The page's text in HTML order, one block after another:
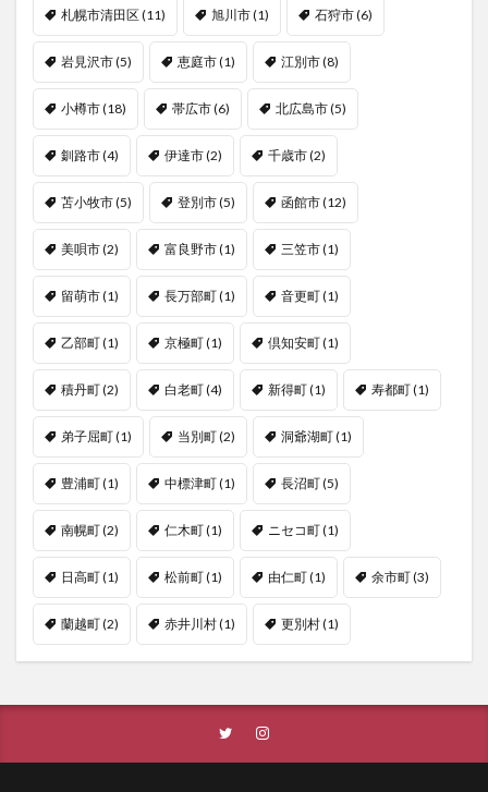
札幌市清田区(11) 旭川市(1) 石狩市(6)
岩見沢市(5) 恵庭市(1) 江別市(8)
小樽市(18) 帯広市(6) 北広島市(5)
釧路市(4) 伊達市(2) 千歳市(2)
苫小牧市(5) 登別市(5) 函館市(12)
美唄市(2) 富良野市(1) 三笠市(1)
留萌市(1) 長万部町(1) 音更町(1)
乙部町(1) 京極町(1) 倶知安町(1)
積丹町(2) 白老町(4) 新得町(1) 寿都町(1)
弟子屈町(1) 当別町(2) 洞爺湖町(1)
豊浦町(1) 中標津町(1) 長沼町(5)
南幌町(2) 仁木町(1) ニセコ町(1)
日高町(1) 松前町(1) 由仁町(1) 余市町(3)
蘭越町(2) 赤井川村(1) 更別村(1)